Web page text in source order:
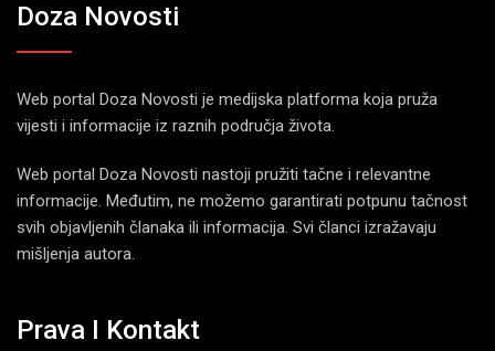
Doza Novosti
Web portal Doza Novosti je medijska platforma koja pruža
vijesti i informacije iz raznih područja života.
Web portal Doza Novosti nastoji pružiti tačne i relevantne
informacije. Međutim, ne možemo garantirati potpunu tačnost
svih objavljenih članaka ili informacija. Svi članci izražavaju
mišljenja autora.
Prava I Kontakt